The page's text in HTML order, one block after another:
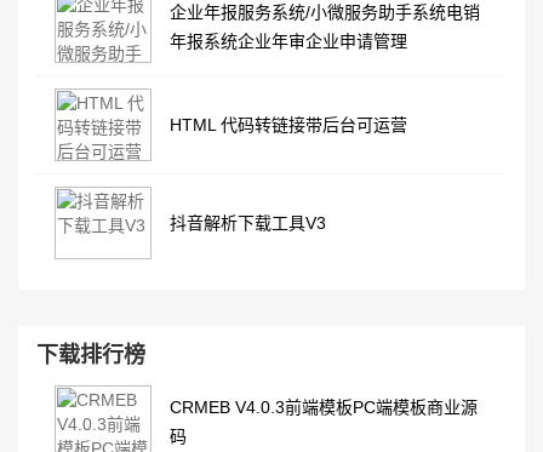
企业年报服务系统/小微服务助手系统电销
年报系统企业年审企业申请管理
HTML 代码转链接带后台可运营
抖音解析下载工具V3
下载排行榜
CRMEB V4.0.3前端模板PC端模板商业源
码